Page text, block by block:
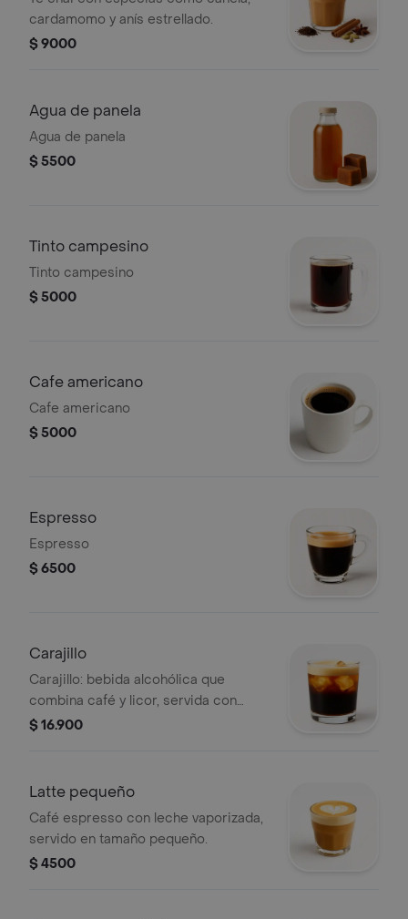
cardamomo y anís estrellado.
$ 9000
Agua de panela
Agua de panela
$ 5500
Tinto campesino
Tinto campesino
$ 5000
Cafe americano
Cafe americano
$ 5000
Espresso
Espresso
$ 6500
Carajillo
Carajillo: bebida alcohólica que
combina café y licor, servida con
hielo.
$ 16.900
Latte pequeño
Café espresso con leche vaporizada,
servido en tamaño pequeño.
$ 4500